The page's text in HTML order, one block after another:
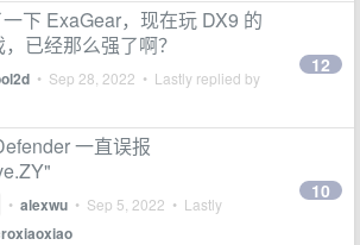
下 ExaGear，现在玩 DX9 的
已经那么强了啊？
• Sep 28, 2022 • Lastly replied by
12
一直误报
• alexwu • Sep 5, 2022 • Lastly
10